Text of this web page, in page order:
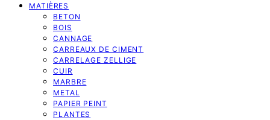
MATIÈRES
BETON
BOIS
CANNAGE
CARREAUX DE CIMENT
CARRELAGE ZELLIGE
CUIR
MARBRE
METAL
PAPIER PEINT
PLANTES